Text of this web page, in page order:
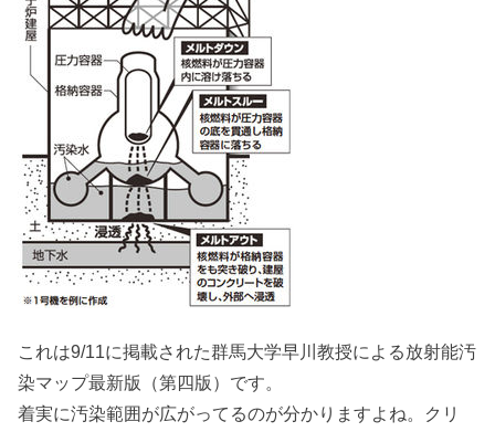
これは9/11に掲載された群馬大学早川教授による放射能汚
染マップ最新版（第四版）です。
着実に汚染範囲が広がってるのが分かりますよね。クリ